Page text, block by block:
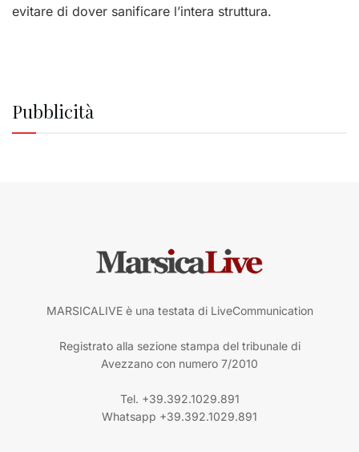
evitare di dover sanificare l’intera struttura.
Pubblicità
MARSICALIVE è una testata di LiveCommunication
Registrato alla sezione stampa del tribunale di
Avezzano con numero 7/2010
Tel. +39.392.1029.891
Whatsapp +39.392.1029.891